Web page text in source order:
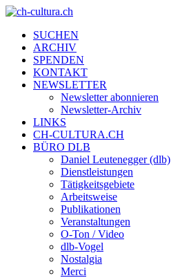
SUCHEN
ARCHIV
SPENDEN
KONTAKT
NEWSLETTER
Newsletter abonnieren
Newsletter-Archiv
LINKS
CH-CULTURA.CH
BÜRO DLB
Daniel Leutenegger (dlb)
Dienstleistungen
Tätigkeitsgebiete
Arbeitsweise
Publikationen
Veranstaltungen
O-Ton / Video
dlb-Vogel
Nostalgia
Merci